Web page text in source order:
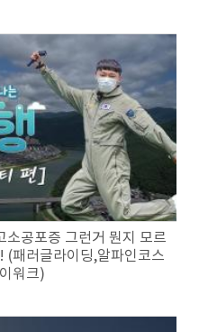
공포증 그런거 뭔지 모르
(패러글라이딩,알파인코스
워크)